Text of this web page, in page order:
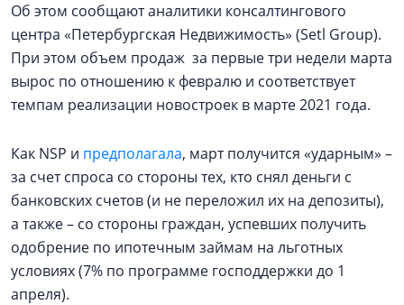
Об этом сообщают аналитики консалтингового
центра «Петербургская Недвижимость» (Setl Group).
При этом объем продаж за первые три недели марта
вырос по отношению к февралю и соответствует
темпам реализации новостроек в марте 2021 года.
Как NSP и предполагала, март получится «ударным» –
за счет спроса со стороны тех, кто снял деньги с
банковских счетов (и не переложил их на депозиты),
а также – со стороны граждан, успевших получить
одобрение по ипотечным займам на льготных
условиях (7% по программе господдержки до 1
апреля).